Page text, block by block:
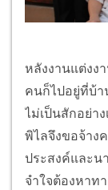
หลังงานแต่งง
คนก็ไปอยู่ที่บ้า
ไม่เป็นสักอย่า
พิไลจึงขอจ้าง
ประสงค์และน
จำใจต้องหาท